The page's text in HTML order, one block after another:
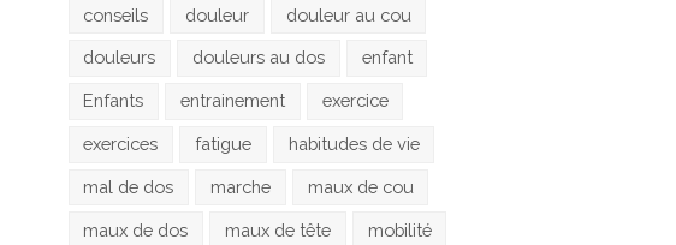
conseils douleur douleur au cou
douleurs douleurs au dos enfant
Enfants entrainement exercice
exercices fatigue habitudes de vie
mal de dos marche maux de cou
maux de dos maux de tête mobilité